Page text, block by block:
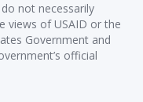
not necessarily
views of USAID or the
Government and
official